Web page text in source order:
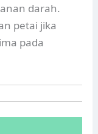
darah.
petai jika
pada